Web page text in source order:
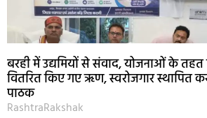
बरही में उद्यमियों से संवाद, योजनाओं के तहत
वितरित किए गए ऋण, स्वरोजगार स्थापित
पाठक
RashtraRakshak